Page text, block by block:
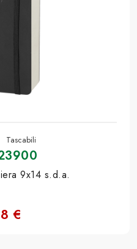
Tascabili
9x14 s.d.a.
€